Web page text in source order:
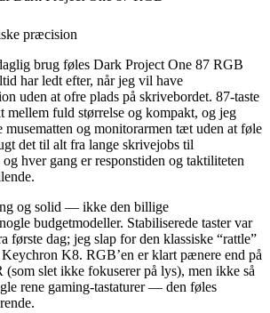
præcision
brug føles Dark Project One 87 RGB
har ledt efter, når jeg vil have
uden at ofre plads på skrivebordet. 87-taste
mellem fuld størrelse og kompakt, og jeg
musematten og monitorarmen tæt uden at føle
det til alt fra lange skrivejobs til
hver gang er responstiden og taktiliteten
og solid — ikke den billige
budgetmodeller. Stabiliserede taster var
første dag; jeg slap for den klassiske “rattle”
K8. RGB’en er klart pænere end på
slet ikke fokuserer på lys), men ikke så
rene gaming-tastaturer — den føles